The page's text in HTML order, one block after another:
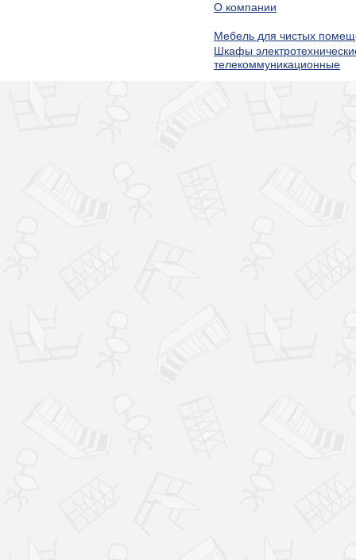
О компании
Мебель для чистых
Шкафы
телекоммуникационные